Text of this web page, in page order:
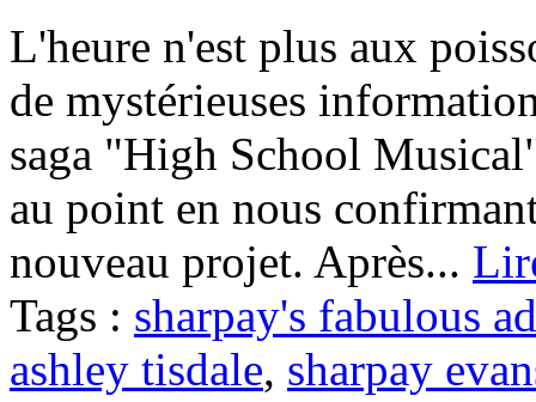
L'heure n'est plus aux
de mystérieuses
saga "High School
au point en nous
nouveau projet. Après...
Tags : sharpay's fabulous
ashley tisdale, sharpay